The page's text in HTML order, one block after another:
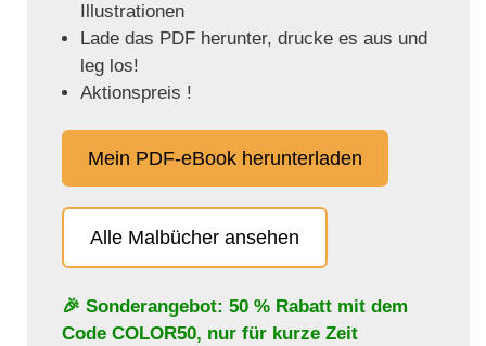
Illustrationen
Lade das PDF herunter, drucke es aus und
leg los!
Aktionspreis !
Mein PDF-eBook herunterladen
Alle Malbücher ansehen
🎉 Sonderangebot: 50 % Rabatt mit dem
Code COLOR50, nur für kurze Zeit